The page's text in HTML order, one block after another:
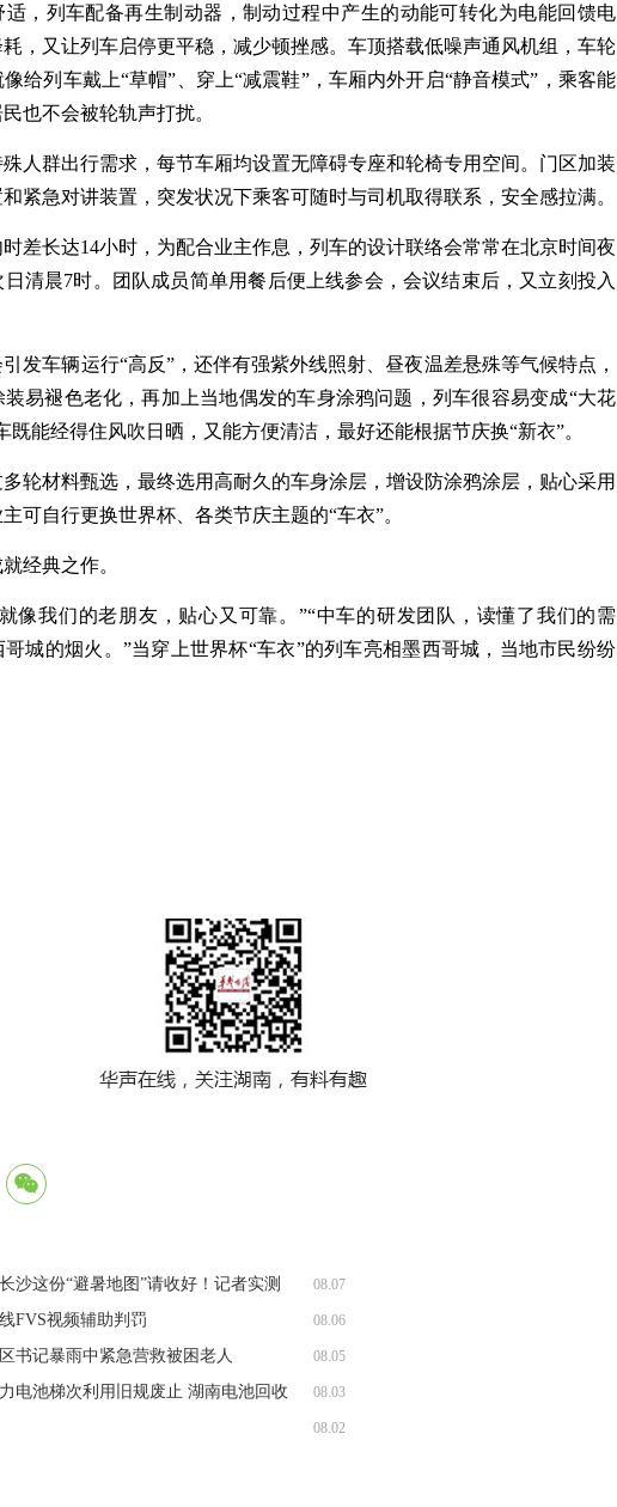
适，列车配备再生制动器，制动过程中产生的动能可转化为电能回馈电
，又让列车启停更平稳，减少顿挫感。车顶搭载低噪声通风机组，车轮
给列车戴上“草帽”、穿上“减震鞋”，车厢内外开启“静音模式”，乘客能
也不会被轮轨声打扰。
人群出行需求，每节车厢均设置无障碍专座和轮椅专用空间。门区加装
紧急对讲装置，突发状况下乘客可随时与司机取得联系，安全感拉满。
差长达14小时，为配合业主作息，列车的设计联络会常常在北京时间夜
清晨7时。团队成员简单用餐后便上线参会，会议结束后，又立刻投入
发车辆运行“高反”，还伴有强紫外线照射、昼夜温差悬殊等气候特点，
易褪色老化，再加上当地偶发的车身涂鸦问题，列车很容易变成“大花
既能经得住风吹日晒，又能方便清洁，最好还能根据节庆换“新衣”。
轮材料甄选，最终选用高耐久的车身涂层，增设防涂鸦涂层，贴心采用
可自行更换世界杯、各类节庆主题的“车衣”。
经典之作。
像我们的老朋友，贴心又可靠。”“中车的研发团队，读懂了我们的需
城的烟火。”当穿上世界杯“车衣”的列车亮相墨西哥城，当地市民纷纷
沙这份“避暑地图”请收好！记者实测
标
08.07
FVS视频辅助判罚 08.06
书记暴雨中紧急营救被困老人 08.05
电池梯次利用旧规废止 湖南电池回收
08.03
08.02